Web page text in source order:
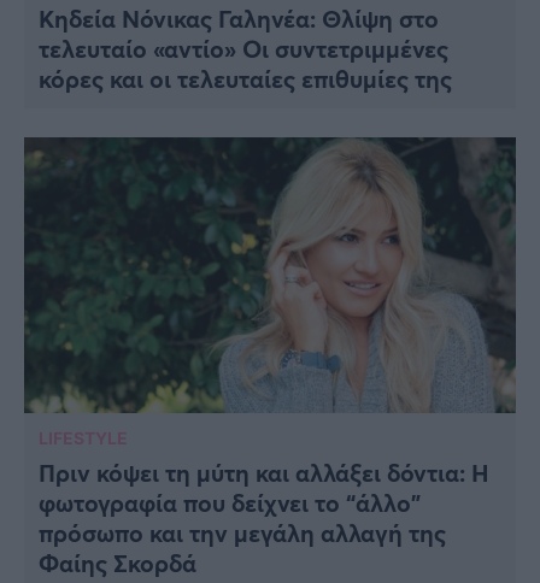
Κηδεία Νόνικας Γαληνέα: Θλίψη στο
τελευταίο «αντίο» Οι συντετριμμένες
κόρες και οι τελευταίες επιθυμίες της
LIFESTYLE
Πριν κόψει τη μύτη και αλλάξει δόντια: Η
φωτογραφία που δείχνει το “άλλο”
πρόσωπο και την μεγάλη αλλαγή της
Φαίης Σκορδά